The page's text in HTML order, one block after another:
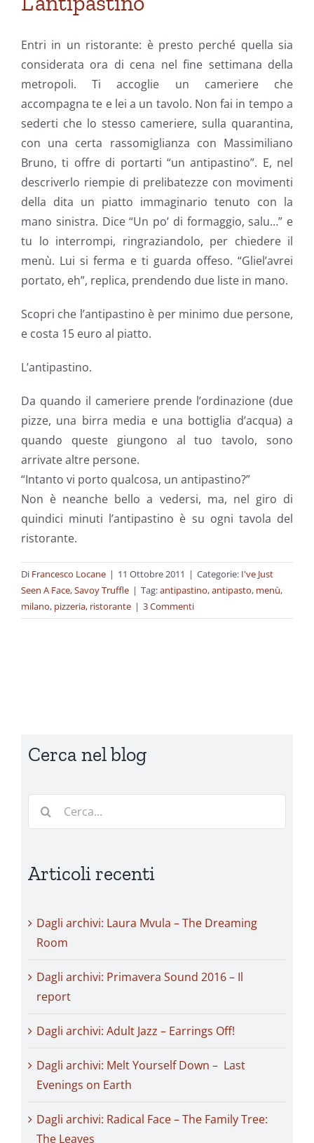
Entri in un ristorante: è presto perché quella sia
considerata ora di cena nel fine settimana della
metropoli. Ti accoglie un cameriere che
accompagna te e lei a un tavolo. Non fai in tempo a
sederti che lo stesso cameriere, sulla quarantina,
con una certa rassomiglianza con Massimiliano
Bruno, ti offre di portarti “un antipastino”. E, nel
descriverlo riempie di prelibatezze con movimenti
della dita un piatto immaginario tenuto con la
mano sinistra. Dice “Un po’ di formaggio, salu…” e
tu lo interrompi, ringraziandolo, per chiedere il
menù. Lui si ferma e ti guarda offeso. “Gliel’avrei
portato, eh”, replica, prendendo due liste in mano.
Scopri che l’antipastino è per minimo due persone,
e costa 15 euro al piatto.
L’antipastino.
Da quando il cameriere prende l’ordinazione (due
pizze, una birra media e una bottiglia d’acqua) a
quando queste giungono al tuo tavolo, sono
arrivate altre persone.
“Intanto vi porto qualcosa, un antipastino?”
Non è neanche bello a vedersi, ma, nel giro di
quindici minuti l’antipastino è su ogni tavola del
ristorante.
Di Francesco Locane | 11 Ottobre 2011 | Categorie: I've Just
Seen A Face,Savoy Truffle | Tag:antipastino,antipasto, menù,
milano, pizzeria, ristorante | 3 Commenti
Cerca nel blog
Cerca
Articoli recenti
Dagli archivi: Laura Mvula – The Dreaming
Room
Dagli archivi: Primavera Sound 2016 – Il
report
Dagli archivi: Adult Jazz – Earrings Off!
Dagli archivi: Melt Yourself Down – Last
Evenings on Earth
Dagli archivi: Radical Face – The Family Tree:
The Leaves